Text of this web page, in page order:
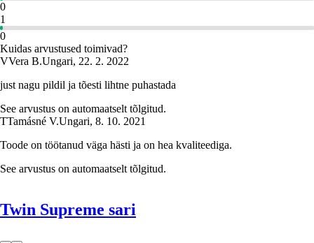
0
1
0
Kuidas arvustused toimivad?
VVera B.Ungari, 22. 2. 2022
just nagu pildil ja tõesti lihtne puhastada
See arvustus on automaatselt tõlgitud.
TTamásné V.Ungari, 8. 10. 2021
Toode on töötanud väga hästi ja on hea kvaliteediga.
See arvustus on automaatselt tõlgitud.
Twin Supreme sari